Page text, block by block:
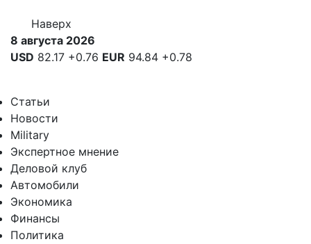
Наверх
8 августа 2026
USD 82.17 +0.76 EUR 94.84 +0.78
Статьи
Новости
Military
Экспертное мнение
Деловой клуб
Автомобили
Экономика
Финансы
Политика